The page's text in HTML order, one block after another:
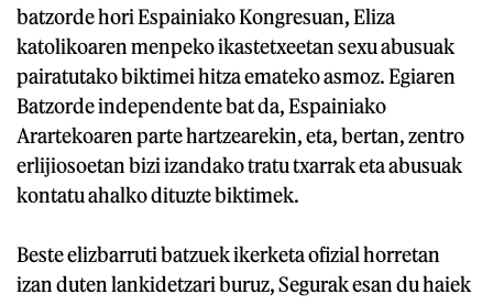
batzorde hori Espainiako Kongresuan, Eliza
katolikoaren menpeko ikastetxeetan sexu abusuak
pairatutako biktimei hitza emateko asmoz. Egiaren
Batzorde independente bat da, Espainiako
Arartekoaren parte hartzearekin, eta, bertan, zentro
erlijiosoetan bizi izandako tratu txarrak eta abusuak
kontatu ahalko dituzte biktimek.
Beste elizbarruti batzuek ikerketa ofizial horretan
izan duten lankidetzari buruz, Segurak esan du haiek